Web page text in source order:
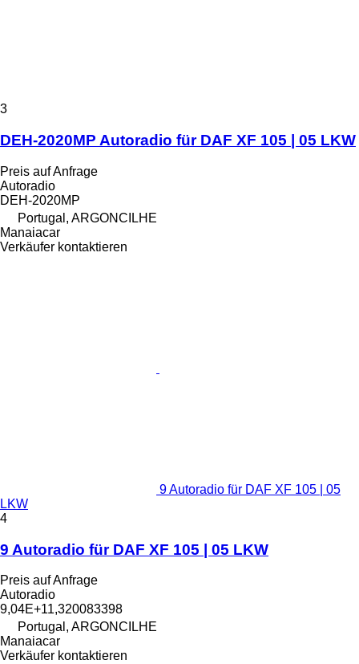
3
DEH-2020MP Autoradio für DAF XF 105 | 05 LKW
Preis auf Anfrage
Autoradio
DEH-2020MP
Portugal, ARGONCILHE
Manaiacar
Verkäufer kontaktieren
9 Autoradio für DAF XF 105 | 05
LKW
4
9 Autoradio für DAF XF 105 | 05 LKW
Preis auf Anfrage
Autoradio
9,04E+11,320083398
Portugal, ARGONCILHE
Manaiacar
Verkäufer kontaktieren